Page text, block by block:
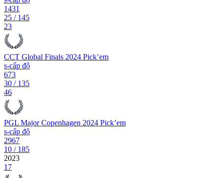
1431
25 / 145
23
CCT Global Finals 2024 Pick’em
s-cấp độ
673
30 / 135
46
PGL Major Copenhagen 2024 Pick’em
s-cấp độ
2967
10 / 185
2023
17